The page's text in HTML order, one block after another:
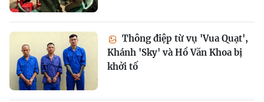
Thông điệp từ vụ 'Vua Quạt',
Khánh 'Sky' và Hồ Văn Khoa bị
khởi tố